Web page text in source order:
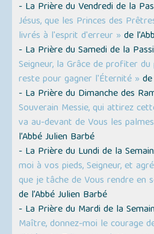
- La Prière du Vendredi de la
Jésus, que les Princes des
livrés à l'esprit d'erreur » de
- La Prière du Samedi de la
Seigneur, la Grâce de profiter
reste pour gagner l'Éternité »
- La Prière du Dimanche des
Souverain Messie, qui attirez
va au-devant de Vous les
l’Abbé Julien Barbé
- La Prière du Lundi de la
moi à vos pieds, Seigneur, et
que je tâche de Vous rendre en
de l’Abbé Julien Barbé
- La Prière du Mardi de la
Maître, donnez-moi le courage